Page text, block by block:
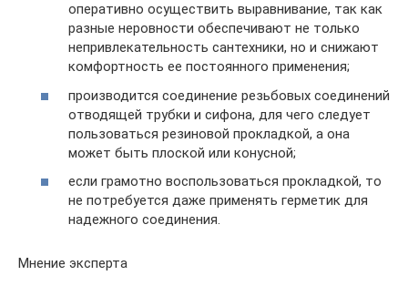
оперативно осуществить выравнивание, так как
разные неровности обеспечивают не только
непривлекательность сантехники, но и снижают
комфортность ее постоянного применения;
производится соединение резьбовых соединений
отводящей трубки и сифона, для чего следует
пользоваться резиновой прокладкой, а она
может быть плоской или конусной;
если грамотно воспользоваться прокладкой, то
не потребуется даже применять герметик для
надежного соединения.
Мнение эксперта